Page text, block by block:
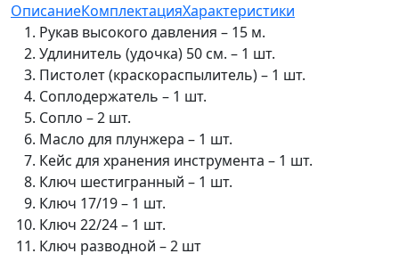
ОписаниеКомплектацияХарактеристики
Рукав высокого давления – 15 м.
Удлинитель (удочка) 50 см. – 1 шт.
Пистолет (краскораспылитель) – 1 шт.
Соплодержатель – 1 шт.
Сопло – 2 шт.
Масло для плунжера – 1 шт.
Кейс для хранения инструмента – 1 шт.
Ключ шестигранный – 1 шт.
Ключ 17/19 – 1 шт.
Ключ 22/24 – 1 шт.
Ключ разводной – 2 шт